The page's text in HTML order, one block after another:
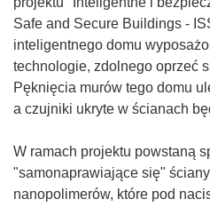
Safe and Secure Buildings -
inteligentnego domu
technologie, zdolnego oprzeć
Pęknięcia murów tego domu
a czujniki ukryte w ścianach
W ramach projektu powstaną
"samonaprawiające się"
nanopolimerów, które pod